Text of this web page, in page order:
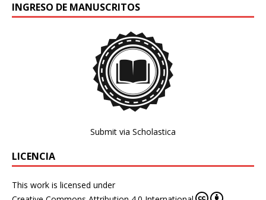
INGRESO DE MANUSCRITOS
Submit via Scholastica
LICENCIA
This work is licensed under